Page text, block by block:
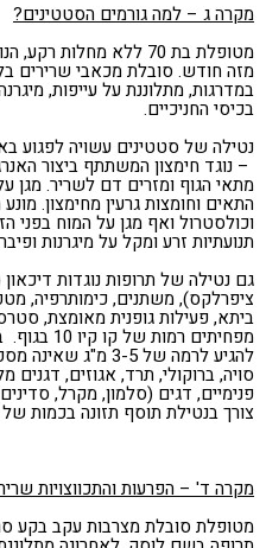
מקרה ג – למה גורמים הסטטינים?
מטופלת בת 70 ללא מחלות
מזה חודש. סובלת מכאבי שרירים
במדרגות, מתלוננת על עייפות,
בכיסי החניכיים.
– נוגד חימצון המשתתף ביצור
מתאי הגוף ומזרים דם לשריר. מגן
התאים וחומצות גרעין מחימצון.
וכולסטרול ואף מגן על המוח בפני
תנועתיות זרע ומקל על מיגרנות
גם נטילה של תרופות נוגדות
ציפרלקס), משתנים, כימותרפיה,
ביתא, פעילות גופנית מאומצת,
מפחיתים רמות
להגיע לרמה של 3-5 מ"ג
סויה, ברוקולי, תרד, אגוזים, דגנים
פנימיים, דגים (סלמון, מקרל,
צורך בנטילת תוסף תזונה בכמות של 60 מ"ג ליום.
מקרה ד' – הפרעות והתכווצויות
מטופלת סובלת מצרבות עקב בקע